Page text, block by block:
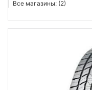
Все магазины: (2)